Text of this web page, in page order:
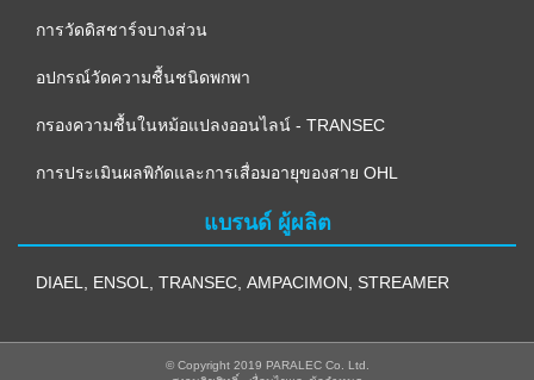
การวัดดิสชาร์จบางส่วน
อปกรณ์วัดความชื้นชนิดพกพา
กรองความชื้นในหม้อแปลงออนไลน์ - TRANSEC
การประเมินผลพิกัดและการเสื่อมอายุของสาย OHL
แบรนด์ ผู้ผลิต
DIAEL ENSOL TRANSEC AMPACIMON STREAMER
© Copyright 2019 PARALEC Co. Ltd.